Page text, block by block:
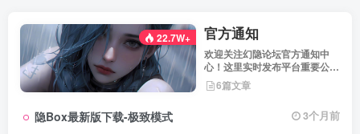
22.7W+ 官方通知
欢迎关注幻隐论坛官方通知中
心！这里实时发布平台重要公
告、活动规则、功能更新、安全
提醒及用户权益说明，确保每位
们坚持公开透明，通过权威通知
6篇文章
隐Box最新版下载-极致模式 3个月前